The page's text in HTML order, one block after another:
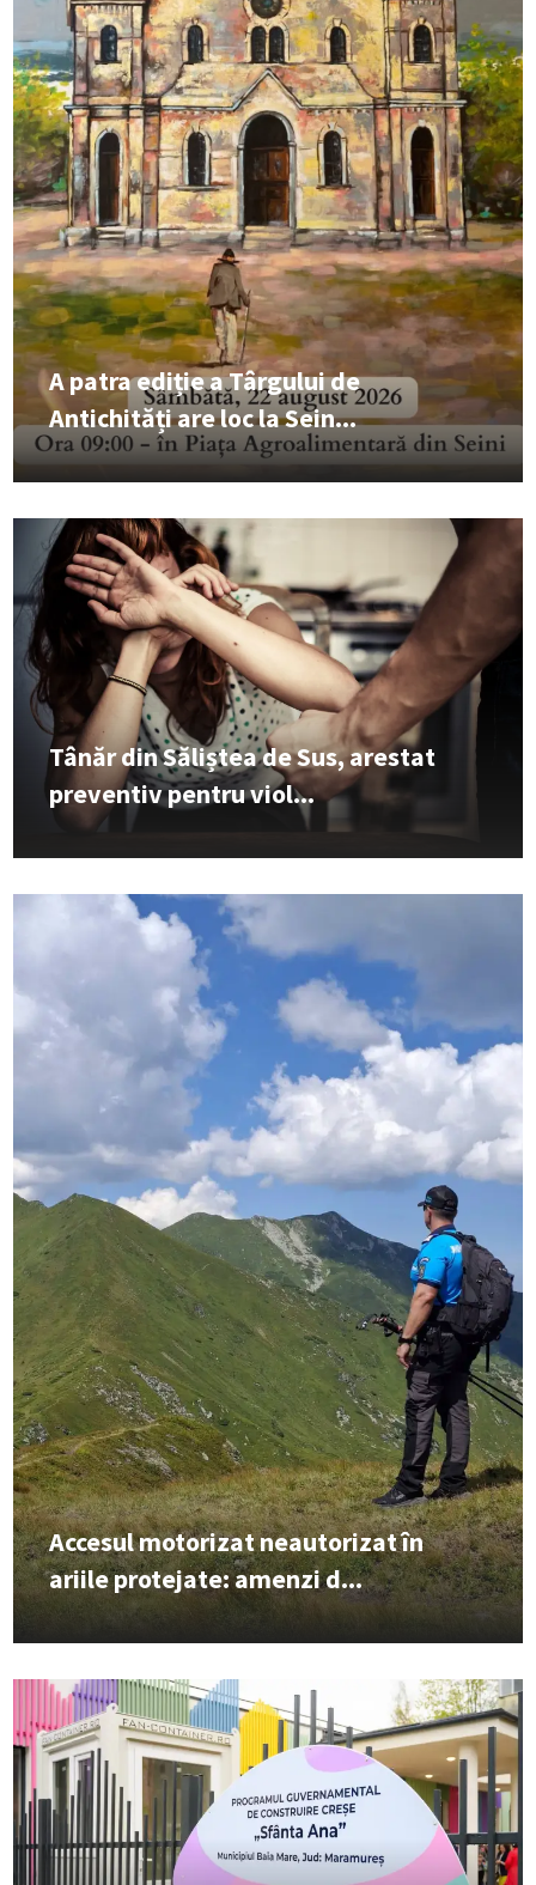
A patra ediție a Târgului de
Antichități are loc la Sein...
Tânăr din Săliștea de Sus, arestat
preventiv pentru viol...
Accesul motorizat neautorizat în
ariile protejate: amenzi d...